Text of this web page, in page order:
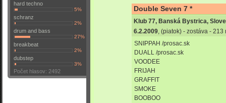
hard techno
5%
schranz
2%
drum and bass
27%
breakbeat
2%
dubstep
3%
Počet hlasov: 2492
Double Seven 7 *
Klub 77, Banská Bystrica,
6.2.2009, (piatok) - zostáva - 213
SNIPPAH /prosac.sk
DUALL /prosac.sk
VOODEE
FRIJAH
GRAFFIT
SMOKE
BOOBOO